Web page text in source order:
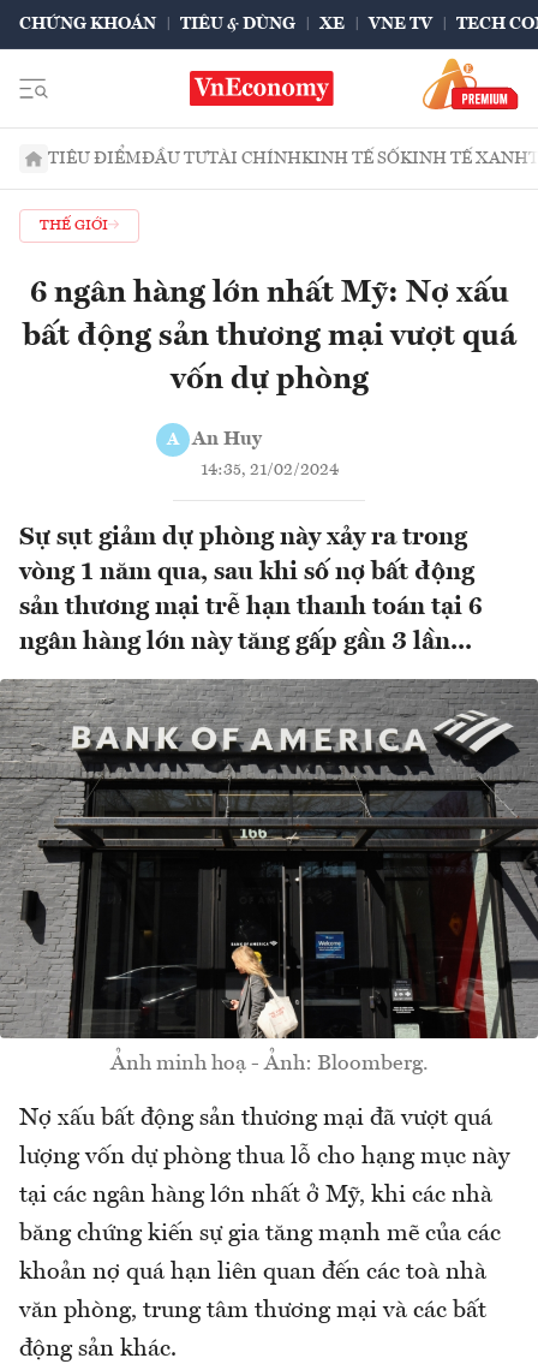
CHỨNG KHOÁN TIÊU & DÙNG XE VNE TV TECH
TIÊU ĐIỂMĐẦU TƯTÀI CHÍNHKINH TẾ SỐKINH TẾ XANH
THẾ GIỚI
6 ngân hàng lớn nhất Mỹ: Nợ xấu
bất động sản thương mại vượt quá
vốn dự phòng
A An Huy
14:35, 21/02/2024
Sự sụt giảm dự phòng này xảy ra trong
vòng 1 năm qua, sau khi số nợ bất động
sản thương mại trễ hạn thanh toán tại 6
ngân hàng lớn này tăng gấp gần 3 lần...
Ảnh minh hoạ - Ảnh: Bloomberg.
Nợ xấu bất động sản thương mại đã vượt quá
lượng vốn dự phòng thua lỗ cho hạng mục này
tại các ngân hàng lớn nhất ở Mỹ, khi các nhà
băng chứng kiến sự gia tăng mạnh mẽ của các
khoản nợ quá hạn liên quan đến các toà nhà
văn phòng, trung tâm thương mại và các bất
động sản khác.